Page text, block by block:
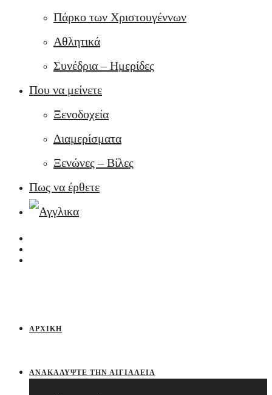
Πάρκο των Χριστουγέννων
Αθλητικά
Συνέδρια – Ημερίδες
Που να μείνετε
Ξενοδοχεία
Διαμερίσματα
Ξενώνες – Βίλες
Πως να έρθετε
ΑΡΧΙΚΉ
ΑΝΑΚΑΛΎΨΤΕ ΤΗΝ ΑΙΓΙΆΛΕΙΑ